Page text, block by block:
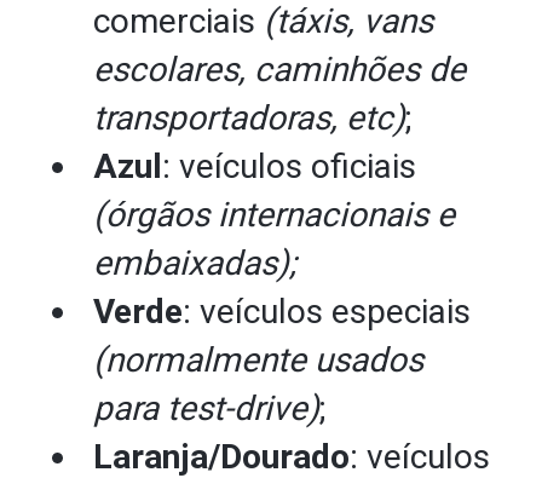
comerciais (táxis, vans
escolares, caminhões de
transportadoras, etc);
Azul: veículos oficiais
(órgãos internacionais e
embaixadas);
Verde: veículos especiais
(normalmente usados
para test-drive);
Laranja/Dourado: veículos